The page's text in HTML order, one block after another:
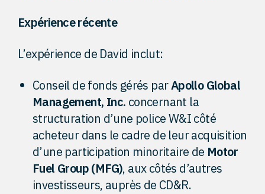
Expérience récente
L’expérience de David inclut:
Conseil de fonds gérés parApollo Global
Management, Inc. concernant la
structuration d’une police W&I côté
acheteur dans le cadre de leur acquisition
d’une participation minoritaire de Motor
Fuel Group (MFG), aux côtés d’autres
investisseurs, auprès de CD&R.